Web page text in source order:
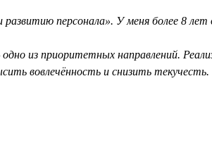
персонала». У меня более 8
из приоритетных направлений.
вовлечённость и снизить текучесть.